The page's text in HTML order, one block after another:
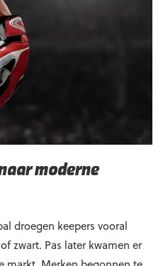
moderne
droegen keepers vooral
zwart. Pas later kwamen er